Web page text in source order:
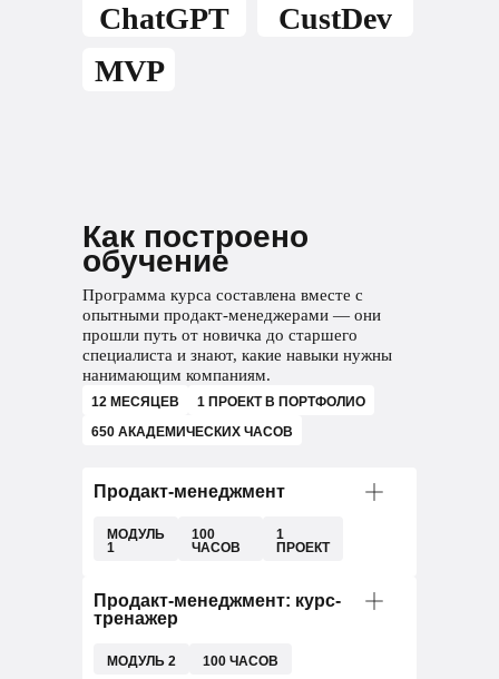
CustDev
MVP
ChatGPT
Как построено
обучение
Программа курса составлена вместе с
опытными продакт-менеджерами — они
прошли путь от новичка до старшего
специалиста и знают, какие навыки нужны
нанимающим компаниям.
12 МЕСЯЦЕВ
1 ПРОЕКТ В ПОРТФОЛИО
650 АКАДЕМИЧЕСКИХ ЧАСОВ
Продакт-менеджмент
МОДУЛЬ
1
100
ЧАСОВ
1
ПРОЕКТ
что такое продукт и кто такой продакт
Выполните практическую работу: на
основе полученных данных соберете
Продакт-менеджмент: курс-
тренажер
МОДУЛЬ 2 100 ЧАСОВ